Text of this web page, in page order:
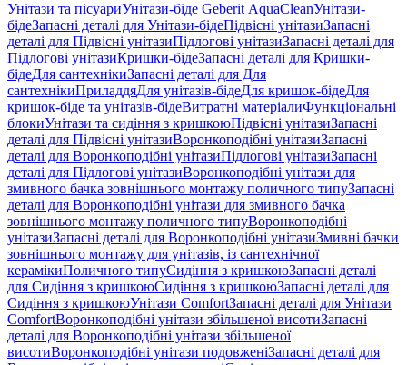
Унітази та пісуариУнітази-біде Geberit AquaCleanУнітази-
бідеЗапасні деталі для Унітази-бідеПідвісні унітазиЗапасні
деталі для Підвісні унітазиПідлогові унітазиЗапасні деталі для
Підлогові унітазиКришки-бідеЗапасні деталі для Кришки-
бідеДля сантехнікиЗапасні деталі для Для
сантехнікиПриладдяДля унітазів-бідеДля кришок-бідеДля
кришок-біде та унітазів-бідеВитратні матеріалиФункціональні
блокиУнітази та сидіння з кришкоюПідвісні унітазиЗапасні
деталі для Підвісні унітазиВоронкоподібні унітазиЗапасні
деталі для Воронкоподібні унітазиПідлогові унітазиЗапасні
деталі для Підлогові унітазиВоронкоподібні унітази для
змивного бачка зовнішнього монтажу поличного типуЗапасні
деталі для Воронкоподібні унітази для змивного бачка
зовнішнього монтажу поличного типуВоронкоподібні
унітазиЗапасні деталі для Воронкоподібні унітазиЗмивні бачки
зовнішнього монтажу для унітазів, із сантехнічної
керамікиПоличного типуСидіння з кришкоюЗапасні деталі
для Сидіння з кришкоюСидіння з кришкоюЗапасні деталі для
Сидіння з кришкоюУнітази ComfortЗапасні деталі для Унітази
ComfortВоронкоподібні унітази збільшеної висотиЗапасні
деталі для Воронкоподібні унітази збільшеної
висотиВоронкоподібні унітази подовженіЗапасні деталі для